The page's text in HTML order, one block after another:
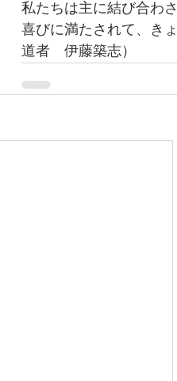
私たちは主に結び合わ
喜びに満たされて、き
道者　伊藤築志）